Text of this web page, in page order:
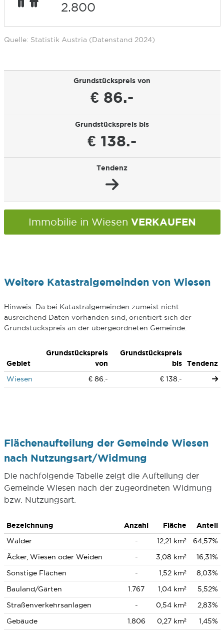
2.800
Quelle: Statistik Austria (Datenstand 2024)
Grundstückspreis von
€ 86.-
Grundstückspreis bis
€ 138.-
Tendenz
Immobilie in Wiesen VERKAUFEN
Weitere Katastralgemeinden von Wiesen
Hinweis: Da bei Katastralgemeinden zumeist nicht
ausreichend Daten vorhanden sind, orientiert sich der
Grundstückspreis an der übergeordneten Gemeinde.
Gebiet
Grundstückspreis
von
Grundstückspreis
bis
Tendenz
Wiesen
€ 86.- € 138.-
Flächenaufteilung der Gemeinde Wiesen
nach Nutzungsart/Widmung
Die nachfolgende Tabelle zeigt die Aufteilung der
Gemeinde Wiesen nach der zugeordneten Widmung
bzw. Nutzungsart.
Bezeichnung Anzahl Fläche
Anteil
Wälder
- 12,21 km²
64,57%
Äcker, Wiesen oder Weiden
- 3,08 km²
16,31%
Sonstige Flächen
- 1,52 km²
8,03%
Bauland/Gärten
1.767 1,04 km²
5,52%
Straßenverkehrsanlagen
- 0,54 km²
2,83%
Gebäude
1.806 0,27 km² 1,45%